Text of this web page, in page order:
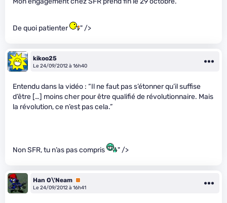
De quoi patienter " />
kikoo25
Le 24/09/2012 à 16h40
Entendu dans la vidéo : “Il ne faut pas s’étonner qu’il suffise
d’être […] moins cher pour être qualifié de révolutionnaire. Mais
la révolution, ce n’est pas cela.”
Non SFR, tu n’as pas compris " />
Han O\'Neam Premium
Le 24/09/2012 à 16h41